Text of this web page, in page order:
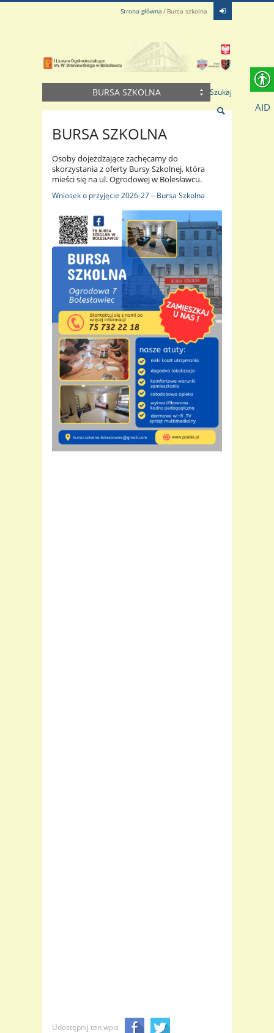
Strona główna Bursa szkolna
BURSA SZKOLNA Szukaj
BURSA SZKOLNA
Osoby dojeżdżające zachęcamy do
skorzystania z oferty Bursy Szkolnej, która
mieści się na ul. Ogrodowej w Bolesławcu.
Wniosek o przyjęcie 2026-27 – Bursa Szkolna
Udostępnij ten wpis
AID